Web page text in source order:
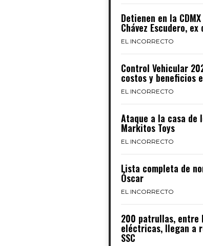
Detienen en la
Chávez Escudero,
EL INCORRECTO
Control Vehicular
costos y beneficios
EL INCORRECTO
Ataque a la casa de
Markitos Toys
EL INCORRECTO
Lista completa de
Óscar
EL INCORRECTO
200 patrullas, entre
eléctricas, llegan a
SSC